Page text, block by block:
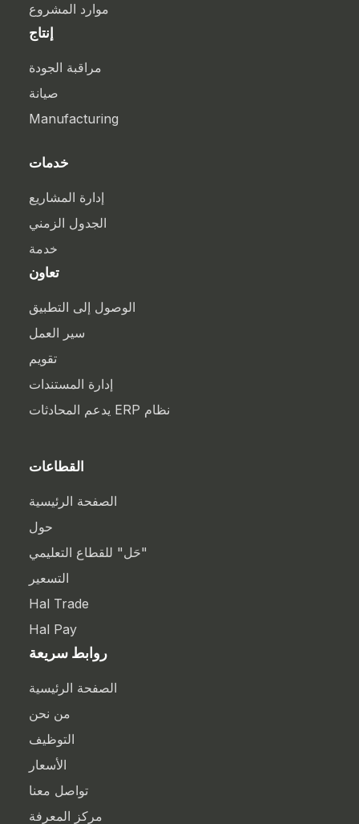
موارد المشروع
إنتاج
مراقبة الجودة
صيانة
Manufacturing
خدمات
إدارة المشاريع
الجدول الزمني
خدمة
تعاون
الوصول إلى التطبيق
سير العمل
تقويم
إدارة المستندات
نظام ERP يدعم المحادثات
القطاعات
الصفحة الرئيسية
حول
"حَل" للقطاع التعليمي
التسعير
Hal Trade
Hal Pay
روابط سريعة
الصفحة الرئيسية
من نحن
التوظيف
الأسعار
تواصل معنا
مركز المعرفة